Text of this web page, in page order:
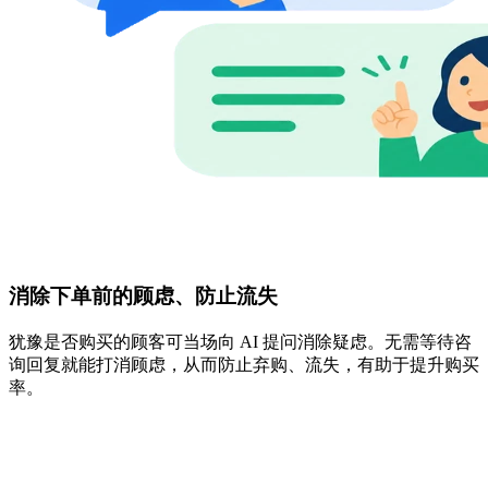
消除下单前的顾虑、防止流失
犹豫是否购买的顾客可当场向 AI 提问消除疑虑。无需等待咨
询回复就能打消顾虑，从而防止弃购、流失，有助于提升购买
率。